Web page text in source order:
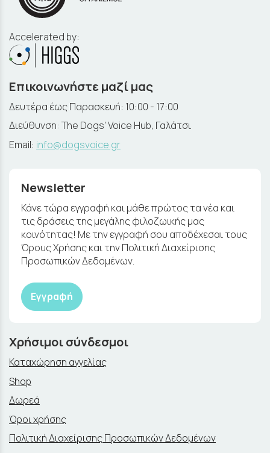
Accelerated by:
Επικοινωνήστε μαζί μας
Δευτέρα έως Παρασκευή: 10:00 - 17:00
Διεύθυνση: The Dogs' Voice Hub, Γαλάτσι
Email: info@dogsvoice.gr
Newsletter
Κάνε τώρα εγγραφή και μάθε πρώτος τα νέα και
τις δράσεις της μεγάλης φιλοζωικής μας
κοινότητας! Με την εγγραφή σου αποδέχεσαι τους
Όρους Χρήσης και την Πολιτική Διαχείρισης
Προσωπικών Δεδομένων.
Εγγραφή
Χρήσιμοι σύνδεσμοι
Καταχώρηση αγγελίας
Shop
Δωρεά
Όροι χρήσης
Πολιτική Διαχείρισης Προσωπικών Δεδομένων